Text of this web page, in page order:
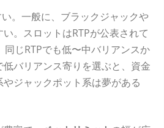
。一般に、ブラックジャックや
。スロットはRTPが公表されて
じRTPでも低〜中バリアンスか
バリアンス寄りを選ぶと、資金
ジャックポット系は夢がある